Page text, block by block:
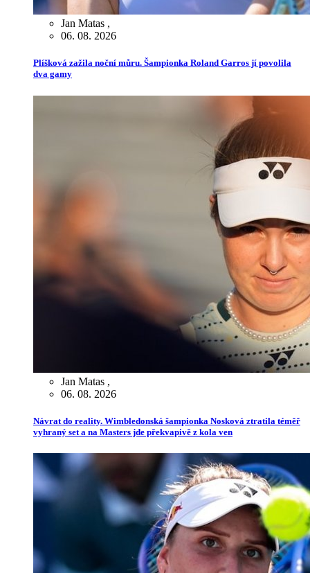
Jan Matas ,
06. 08. 2026
Plíšková zažila noční můru. Šampionka Roland Garros jí povolila
dva gamy
Jan Matas ,
06. 08. 2026
Návrat do reality. Wimbledonská šampionka Nosková ztratila téměř
vyhraný set a na Masters jde překvapivě z kola ven